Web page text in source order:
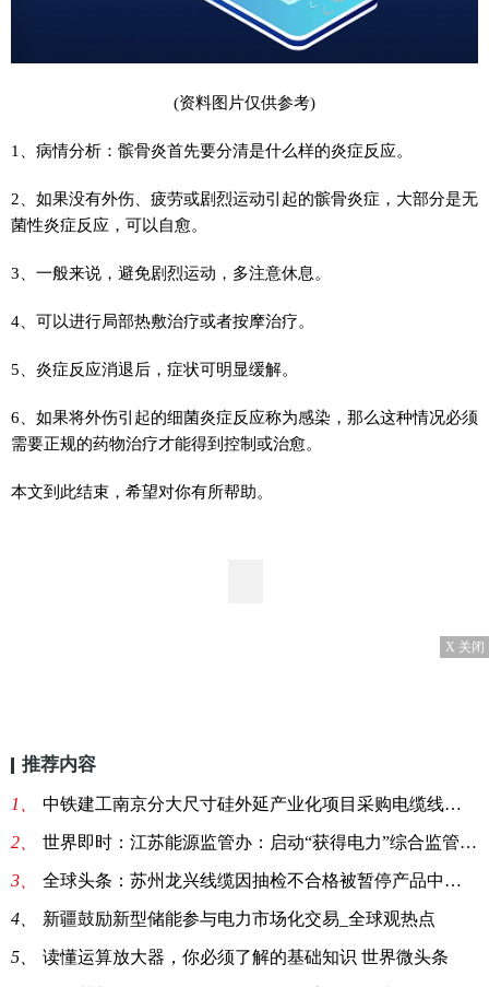
(资料图片仅供参考)
1、病情分析：髌骨炎首先要分清是什么样的炎症反应。
2、如果没有外伤、疲劳或剧烈运动引起的髌骨炎症，大部分是无
菌性炎症反应，可以自愈。
3、一般来说，避免剧烈运动，多注意休息。
4、可以进行局部热敷治疗或者按摩治疗。
5、炎症反应消退后，症状可明显缓解。
6、如果将外伤引起的细菌炎症反应称为感染，那么这种情况必须
需要正规的药物治疗才能得到控制或治愈。
本文到此结束，希望对你有所帮助。
X 关闭
推荐内容
1、 中铁建工南京分大尺寸硅外延产业化项目采购电缆线一批
2、 世界即时：江苏能源监管办：启动“获得电力”综合监管问题整改复查工作
3、 全球头条：苏州龙兴线缆因抽检不合格被暂停产品中标资格6个月
4、 新疆鼓励新型储能参与电力市场化交易_全球观热点
5、 读懂运算放大器，你必须了解的基础知识 世界微头条